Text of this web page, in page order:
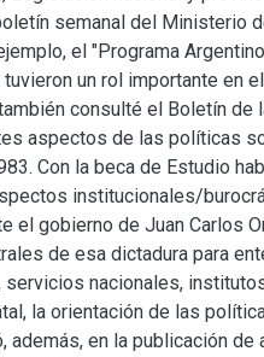
semanal del Ministerio
el "Programa
un rol importante en
consulté el Boletín de
aspectos de las políticas
Con la beca de Estudio
institucionales/
el gobierno de Juan Carlos
de esa dictadura para
nacionales,
la orientación de las
en la publicación de